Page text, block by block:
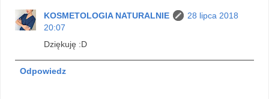
KOSMETOLOGIA NATURALNIE
28 lipca 2018
20:07
Dziękuję :D
Odpowiedz